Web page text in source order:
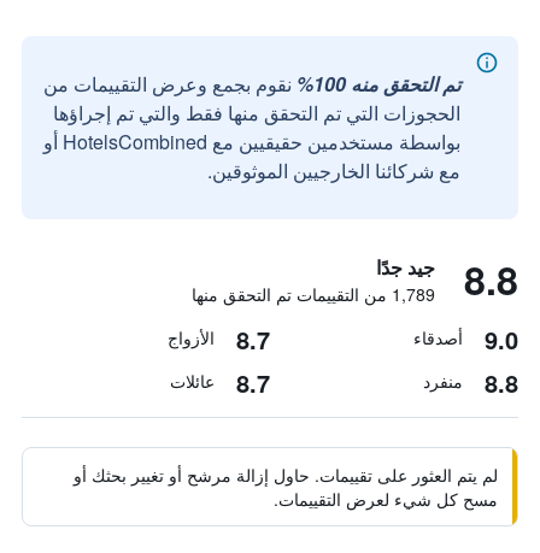
تم التحقق منه 100%
نقوم بجمع وعرض التقييمات من
الحجوزات التي تم التحقق منها فقط والتي تم إجراؤها
بواسطة مستخدمين حقيقيين مع HotelsCombined أو
مع شركائنا الخارجيين الموثوقين.
8.8 جيد جدًا
1,789 من التقييمات تم التحقق منها
9.0 أصدقاء 8.7 الأزواج
8.8 منفرد 8.7 عائلات
لم يتم العثور على تقييمات. حاول إزالة مرشح أو تغيير بحثك أو
مسح كل شيء لعرض التقييمات.